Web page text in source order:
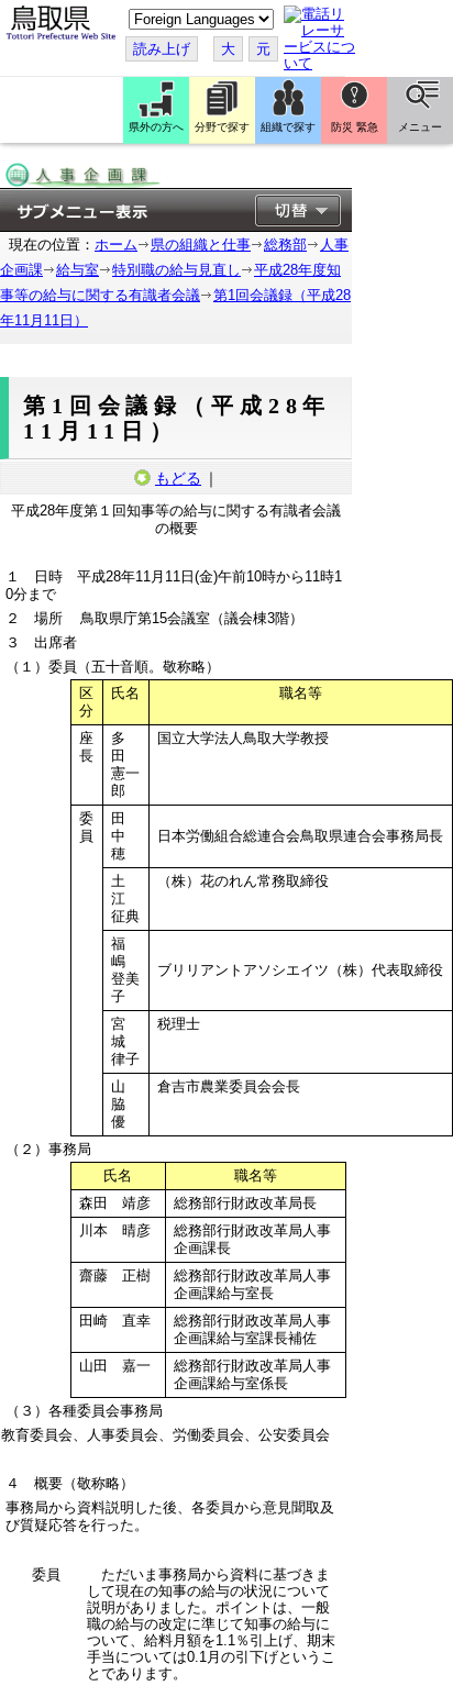
こ
の
ペ
ー
ジ
翻
訳
す
読み上げ 大 元
県外の方へ 分野で探す 組織で探す 防災 緊急 メニュー
現在の位置： ホーム 県の組織と仕事 総務部
人事
企画課
給与室 特別職の給与見直し
平成28年度知
事等の給与に関する有識者会議
第1回会議録（平成28
年11月11日）
第1回会議録（平成28年
11月11日）
もどる ｜
平成28年度第１回知事等の給与に関する有識者会議
の概要
１ 日時 平成28年11月11日(金)午前10時から11時1
0分まで
２ 場所 鳥取県庁第15会議室（議会棟3階）
３ 出席者
（１）委員（五十音順。敬称略）
区
分
氏名 職名等
座
長
多
田
憲一
郎
国立大学法人鳥取大学教授
委
員
田
中
穂
日本労働組合総連合会鳥取県連合会事務局長
土
江
征典
（株）花のれん常務取締役
福
嶋
登美
子
ブリリアントアソシエイツ（株）代表取締役
宮
城
律子
税理士
山
脇
優
倉吉市農業委員会会長
（２）事務局
氏名
職名等
森田 靖彦
総務部行財政改革局長
川本 晴彦
総務部行財政改革局人事
企画課長
齋藤 正樹
総務部行財政改革局人事
企画課給与室長
田崎 直幸
総務部行財政改革局人事
企画課給与室課長補佐
山田 嘉一
総務部行財政改革局人事
企画課給与室係長
（３）各種委員会事務局
会、人事委員会、労働委員会、公安委員会
４ 概要（敬称略）
事務局から資料説明した後、各委員から意見聞取及
び質疑応答を行った。
委員
ただいま事務局から資料に基づきま
して現在の知事の給与の状況について
説明がありました。ポイントは、一般
職の給与の改定に準じて知事の給与に
ついて、給料月額を1.1％引上げ、期末
手当については0.1月の引下げというこ
とであります。